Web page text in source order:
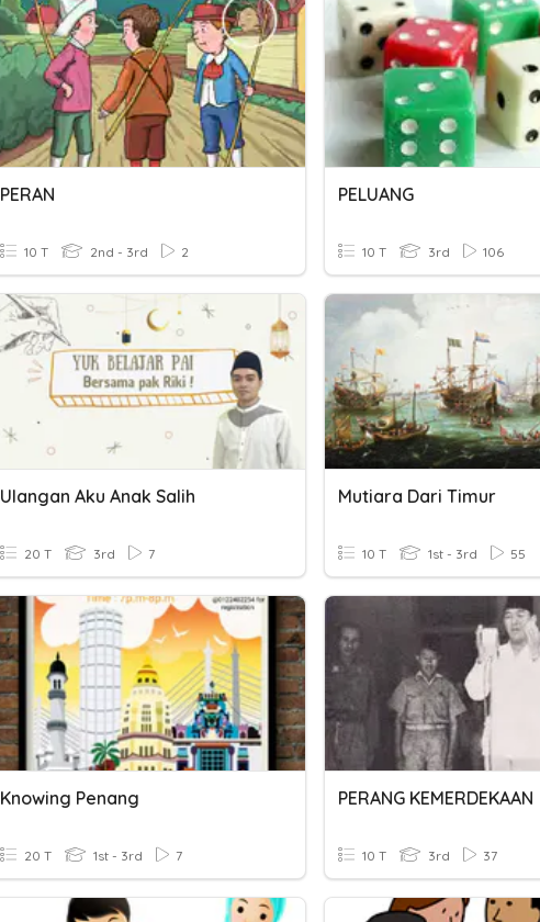
PERAN
10 T 2nd - 3rd 2
PELUANG
10 T 3rd 106
Ulangan Aku Anak Salih
20 T 3rd 7
Mutiara Dari Timur
10 T 1st - 3rd 55
Knowing Penang
20 T 1st - 3rd 7
PERANG KEMERDEKAAN
10 T 3rd 37